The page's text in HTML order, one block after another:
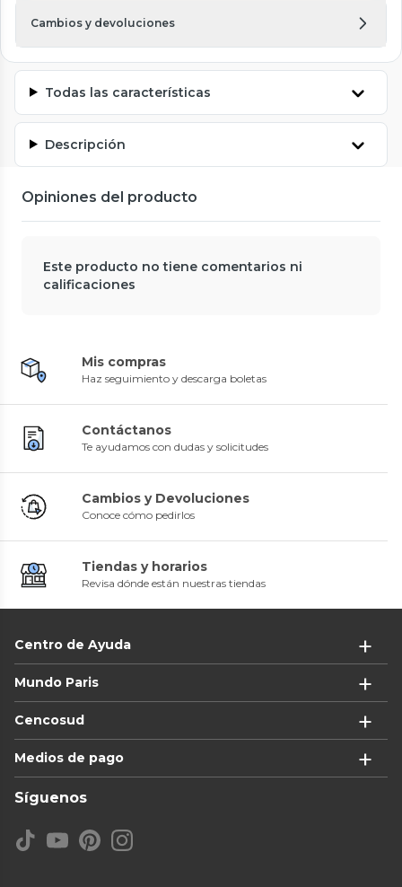
Cambios y devoluciones
Todas las características
Descripción
Opiniones del producto
Este producto no tiene comentarios ni
calificaciones
Mis compras
Haz seguimiento y descarga boletas
Contáctanos
Te ayudamos con dudas y solicitudes
Cambios y Devoluciones
Conoce cómo pedirlos
Tiendas y horarios
Revisa dónde están nuestras tiendas
Centro de Ayuda
Mundo Paris
Cencosud
Medios de pago
Síguenos